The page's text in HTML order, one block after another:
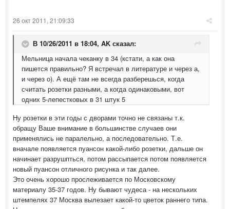
26 окт 2011, 21:09:33
В 10/26/2011 в 18:04, AK сказал:
Мельница начала чеканку в 34 (кстати, а как она
пишется правильно? Я встречал в литературе и через а,
и через о). А ещё там не всегда разберешься, когда
считать розетки разными, а когда одинаковыми, вот
одних 5-лепестковых в 31 штук 5
Ну розетки в эти годы с дворами точно не связаны т.к.
обращу Ваше внимание в большинстве случаев они
применялись не паралельно, а последовательно. Т.е.
вначале появляется пуансон какой-либо розетки, дальше он
начинает разрушпться, потом рассыпается потом появляется
новый пуансон отличного рисунка и так далее.
Это очень хорошо прослеживается по Московскому
материалу 35-37 годов. Ну бывают чудеса - на нескольких
штемпелях 37 Москва вылезает какой-то цветок раннего типа.